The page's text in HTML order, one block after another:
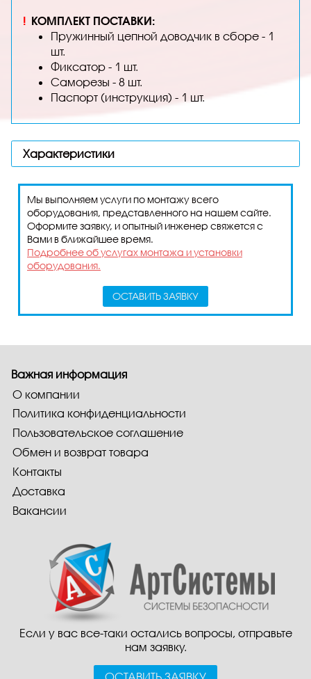
! КОМПЛЕКТ ПОСТАВКИ:
Пружинный цепной доводчик в сборе - 1
шт.
Фиксатор - 1 шт.
Саморезы - 8 шт.
Паспорт (инструкция) - 1 шт.
Характеристики
ОСТАВИТЬ ЗАЯВКУ
Мы выполняем услуги по монтажу всего
оборудования, представленного на нашем сайте.
Оформите заявку, и опытный инженер свяжется с
Вами в ближайшее время.
Подробнее об услугах монтажа и установки
оборудования.
Если у вас все-таки остались вопросы, отправьте
нам заявку.
Важная информация
О компании
Политика конфиденциальности
Пользовательское соглашение
Обмен и возврат товара
Контакты
Доставка
Вакансии